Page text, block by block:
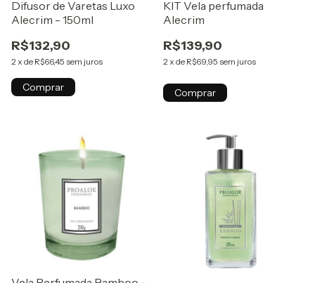
Difusor de Varetas Luxo
Alecrim - 150ml
R$132,90
2 x de R$66,45 sem juros
Comprar
KIT Vela perfumada
Alecrim
R$139,90
2 x de R$69,95 sem juros
Comprar